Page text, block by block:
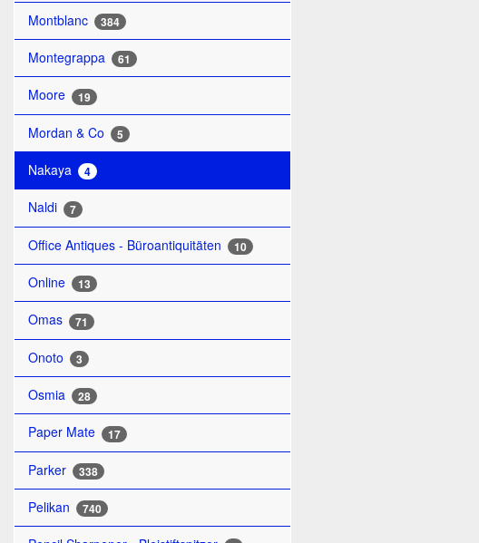
Montblanc 384
Montegrappa 61
Moore 19
Mordan & Co 5
Nakaya 4
Naldi 7
Office Antiques - Büroantiquitäten 10
Online 13
Omas 71
Onoto 3
Osmia 28
Paper Mate 17
Parker 338
Pelikan 740